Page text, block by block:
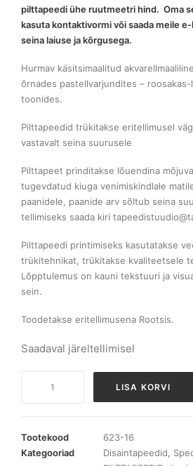
pilttapeedi ühe ruutmeetri hind. Oma
kasuta kontaktivormi või saada meile
seina laiuse ja kõrgusega.
Hurmav käsitsimaalitud
õrnades pastellvarjundites –
toonides.
Pilttapeedid trükitakse eritellimusel
vastavalt seina suurusele
Pilttapeet prinditakse lõuendina
tugevdatud kiuga venimiskindlale
paanidele, paanide arv sõltub seina
tellimiseks saada kiri
Pilttapeedi printimiseks kasutatakse
trükitehnikat, trükitakse kvaliteetsele
Lõpptulemus on kauni tekstuuri ja
sein.
Toodetakse eritellimusena Rootsis.
Saadaval järeltellimisel
Passion
Pastel
LISA KORVI
Tootekood
623-16
Kategooriad
Disaintapeedid